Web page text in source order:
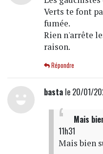
Verts te font
fumée.
Rien n'arrête
raison.
Répondre
bastale 20/01/
Mais
11h31
Mais bien